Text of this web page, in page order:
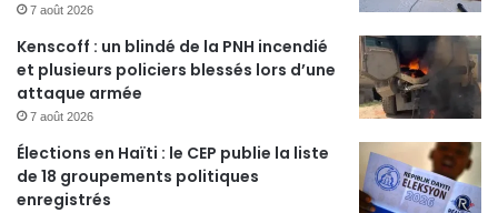
7 août 2026
Kenscoff : un blindé de la PNH incendié
et plusieurs policiers blessés lors d’une
attaque armée
7 août 2026
Élections en Haïti : le CEP publie la liste
de 18 groupements politiques
enregistrés